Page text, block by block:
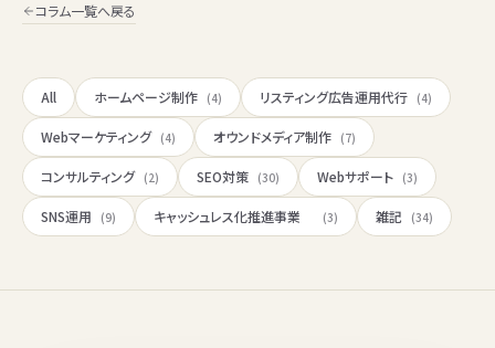
コラム一覧へ戻る
All ホームページ制作 (4) リスティング広告運用代行 (4)
Webマーケティング (4) オウンドメディア制作 (7)
コンサルティング (2) SEO対策 (30) Webサポート (3)
SNS運用 (9) キャッシュレス化推進事業 (3) 雑記 (34)